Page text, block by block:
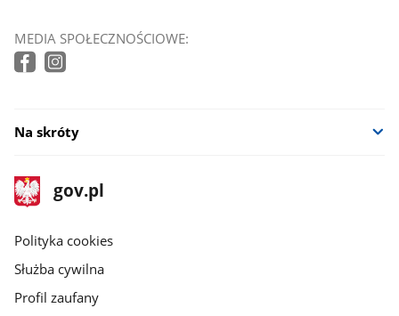
MEDIA SPOŁECZNOŚCIOWE:
Na skróty
stopka
gov.pl
Strona
gov.pl
gov.pl
Polityka cookies
Służba cywilna
Profil zaufany